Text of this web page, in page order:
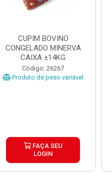
CUPIM BOVINO
CONGELADO MINERVA
CAIXA ±14KG
Código: 26267
Produto de peso variável
FAÇA SEU
LOGIN